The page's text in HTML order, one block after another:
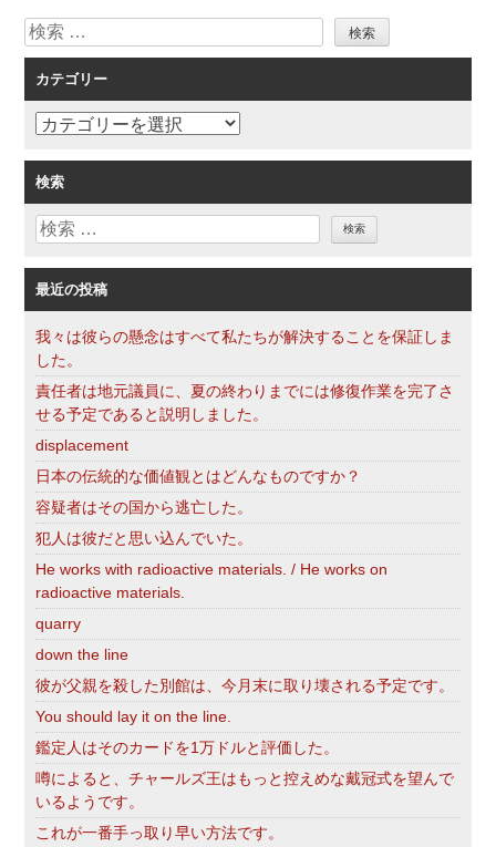
ン
検
索
カテゴリー
カ
ゴ
リ
ー
検索
検
最近の投稿
我々は彼らの懸念はすべて私たちが解決することを保証しま
した。
責任者は地元議員に、夏の終わりまでには修復作業を完了さ
せる予定であると説明しました。
displacement
日本の伝統的な価値観とはどんなものですか？
容疑者はその国から逃亡した。
犯人は彼だと思い込んでいた。
He works with radioactive materials. / He works on
radioactive materials.
quarry
down the line
彼が父親を殺した別館は、今月末に取り壊される予定です。
You should lay it on the line.
鑑定人はそのカードを1万ドルと評価した。
噂によると、チャールズ王はもっと控えめな戴冠式を望んで
いるようです。
これが一番手っ取り早い方法です。